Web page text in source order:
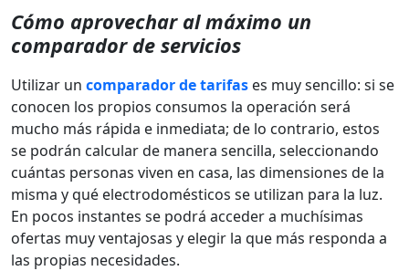
Cómo aprovechar al máximo un
comparador de servicios
Utilizar un comparador de tarifas es muy sencillo: si se
conocen los propios consumos la operación será
mucho más rápida e inmediata; de lo contrario, estos
se podrán calcular de manera sencilla, seleccionando
cuántas personas viven en casa, las dimensiones de la
misma y qué electrodomésticos se utilizan para la luz.
En pocos instantes se podrá acceder a muchísimas
ofertas muy ventajosas y elegir la que más responda a
las propias necesidades.